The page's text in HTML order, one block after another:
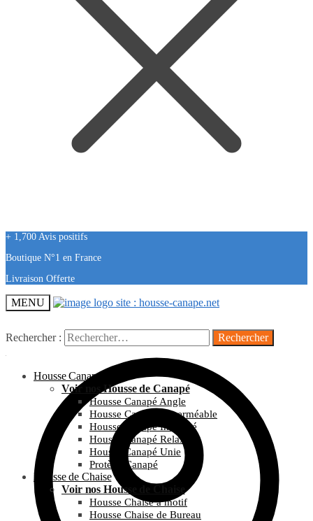
+ 1,700 Avis positifs
Boutique N°1 en France
Livraison Offerte
MENU
Rechercher :
Housse Canapé
Voir nos Housse de Canapé
Housse Canapé Angle
Housse Canapé Imperméable
Housse Canapé Imprimé
Housse Canapé Relax
Housse Canapé Unie
Protège Canapé
Housse de Chaise
Voir nos Housse de Chaise
Housse Chaise à motif
Housse Chaise de Bureau